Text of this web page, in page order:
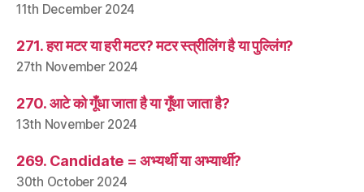
11th December 2024
271. हरा मटर या हरी मटर? मटर स्त्रीलिंग है या पुल्लिंग?
27th November 2024
270. आटे को गूँधा जाता है या गूँथा जाता है?
13th November 2024
269. Candidate = अभ्यर्थी या अभ्यार्थी?
30th October 2024